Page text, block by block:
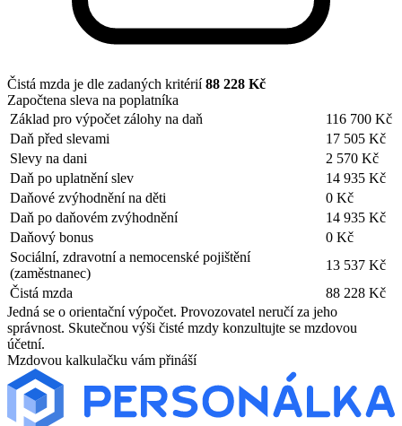
Čistá mzda je dle zadaných kritérií88 228 Kč
Započtena sleva na poplatníka
Základ pro výpočet zálohy na daň
116 700 Kč
Daň před slevami
17 505 Kč
Slevy na dani
2 570 Kč
Daň po uplatnění slev
14 935 Kč
Daňové zvýhodnění na děti
0 Kč
Daň po daňovém zvýhodnění
14 935 Kč
Daňový bonus
0 Kč
Sociální, zdravotní a nemocenské pojištění
(zaměstnanec)
13 537 Kč
Čistá mzda
88 228 Kč
Jedná se o orientační výpočet. Provozovatel neručí za jeho
správnost. Skutečnou výši čisté mzdy konzultujte se mzdovou
účetní.
Mzdovou kalkulačku vám přináší